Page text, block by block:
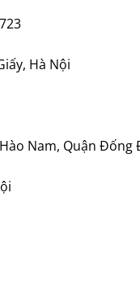
Hà Nội
Nam, Quận Đống